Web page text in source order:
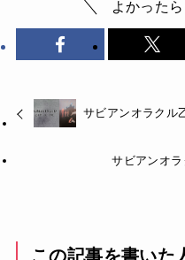
よかった
サビアンオラクル
サビアンオ
この記事を書いた